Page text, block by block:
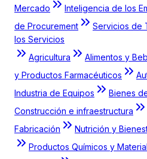
Mercado
Inteligencia de los
de Procurement
Servicios de
los Servicios
Agricultura
Alimentos y
y Productos Farmacéuticos
Industria de Equipos
Bienes
Construcción e infraestructura
Fabricación
Nutrición y
Productos Químicos y